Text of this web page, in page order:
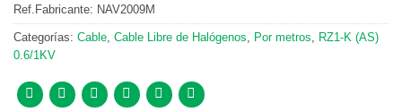
Ref.Fabricante: NAV2009M
Categorías: Cable Cable Libre de Halógenos Por metros
RZ1-K (AS)
0.6/1KV